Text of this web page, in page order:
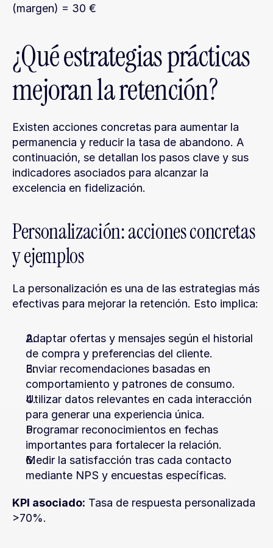
(margen) = 30 €
¿Qué estrategias prácticas
mejoran la retención?
Existen acciones concretas para aumentar la
permanencia y reducir la tasa de abandono. A
continuación, se detallan los pasos clave y sus
indicadores asociados para alcanzar la
excelencia en fidelización.
Personalización: acciones concretas
y ejemplos
La personalización es una de las estrategias más
efectivas para mejorar la retención. Esto implica:
Adaptar ofertas y mensajes según el historial
de compra y preferencias del cliente.
Enviar recomendaciones basadas en
comportamiento y patrones de consumo.
Utilizar datos relevantes en cada interacción
para generar una experiencia única.
Programar reconocimientos en fechas
importantes para fortalecer la relación.
Medir la satisfacción tras cada contacto
mediante NPS y encuestas específicas.
KPI asociado: Tasa de respuesta personalizada
>70%.